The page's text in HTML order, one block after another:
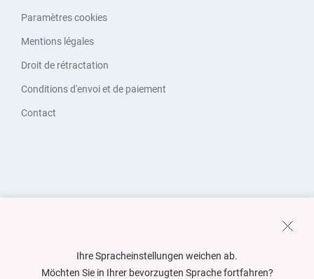
Paramètres cookies
Mentions légales
Droit de rétractation
Conditions d'envoi et de paiement
Contact
Ihre Spracheinstellungen weichen ab.
Möchten Sie in Ihrer bevorzugten Sprache fortfahren?